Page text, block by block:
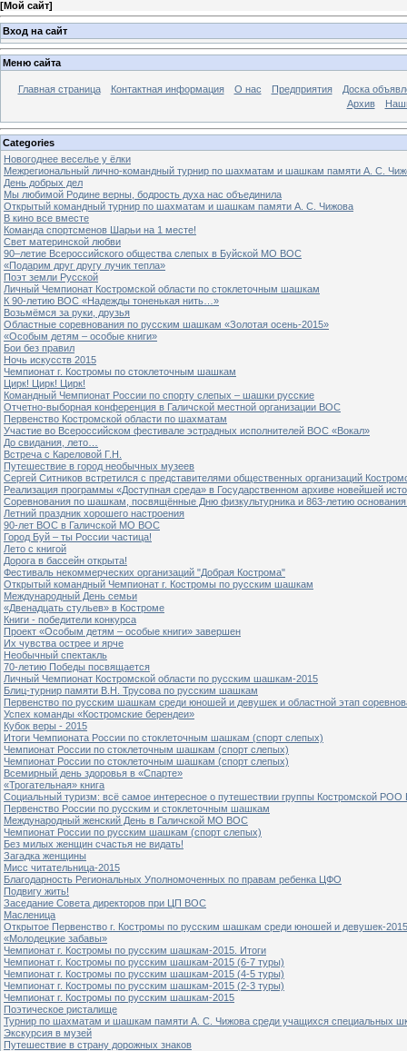
[Мой сайт]
Вход на сайт
Меню сайта
Главная страница Контактная информация О нас Предприятия
Доска
Архив
Categories
Новогоднее веселье у ёлки
Межрегиональный лично-командный турнир по шахматам и шашкам памяти А. С.
День добрых дел
Мы любимой Родине верны, бодрость духа нас объединила
Открытый командный турнир по шахматам и шашкам памяти А. С. Чижова
В кино все вместе
Команда спортсменов Шарьи на 1 месте!
Свет материнской любви
90–летие Всероссийского общества слепых в Буйской МО ВОС
«Подарим друг другу лучик тепла»
Поэт земли Русской
Личный Чемпионат Костромской области по стоклеточным шашкам
К 90-летию ВОС «Надежды тоненькая нить…»
Возьмёмся за руки, друзья
Областные соревнования по русским шашкам «Золотая осень-2015»
«Особым детям – особые книги»
Бои без правил
Ночь искусств 2015
Чемпионат г. Костромы по стоклеточным шашкам
Цирк! Цирк! Цирк!
Командный Чемпионат России по спорту слепых – шашки русские
Отчетно-выборная конференция в Галичской местной организации ВОС
Первенство Костромской области по шахматам
Участие во Всероссийском фестивале эстрадных исполнителей ВОС «Вокал»
До свидания, лето…
Встреча с Кареловой Г.Н.
Путешествие в город необычных музеев
Сергей Ситников встретился с представителями общественных организаций
Реализация программы «Доступная среда» в Государственном архиве новейшей
Соревнования по шашкам, посвящённые Дню физкультурника и 863-летию основания
Летний праздник хорошего настроения
90-лет ВОС в Галичской МО ВОС
Город Буй – ты России частица!
Лето с книгой
Дорога в бассейн открыта!
Фестиваль некоммерческих организаций "Добрая Кострома"
Открытый командный Чемпионат г. Костромы по русским шашкам
Международный День семьи
«Двенадцать стульев» в Костроме
Книги - победители конкурса
Проект «Особым детям – особые книги» завершен
Их чувства острее и ярче
Необычный спектакль
70-летию Победы посвящается
Личный Чемпионат Костромской области по русским шашкам-2015
Блиц-турнир памяти В.Н. Трусова по русским шашкам
Первенство по русским шашкам среди юношей и девушек и областной этап
Успех команды «Костромские берендеи»
Кубок веры - 2015
Итоги Чемпионата России по стоклеточным шашкам (спорт слепых)
Чемпионат России по стоклеточным шашкам (спорт слепых)
Чемпионат России по стоклеточным шашкам (спорт слепых)
Всемирный день здоровья в «Спарте»
«Трогательная» книга
Социальный туризм: всё самое интересное о путешествии группы Костромской
Первенство России по русским и стоклеточным шашкам
Международный женский День в Галичской МО ВОС
Чемпионат России по русским шашкам (спорт слепых)
Без милых женщин счастья не видать!
Загадка женщины
Мисс читательница-2015
Благодарность Региональных Уполномоченных по правам ребенка ЦФО
Подвигу жить!
Заседание Совета директоров при ЦП ВОС
Масленица
Открытое Первенство г. Костромы по русским шашкам среди юношей и девушек-
«Молодецкие забавы»
Чемпионат г. Костромы по русским шашкам-2015. Итоги
Чемпионат г. Костромы по русским шашкам-2015 (6-7 туры)
Чемпионат г. Костромы по русским шашкам-2015 (4-5 туры)
Чемпионат г. Костромы по русским шашкам-2015 (2-3 туры)
Чемпионат г. Костромы по русским шашкам-2015
Поэтическое ристалище
Турнир по шахматам и шашкам памяти А. С. Чижова среди учащихся специальных
Экскурсия в музей
Путешествие в страну дорожных знаков